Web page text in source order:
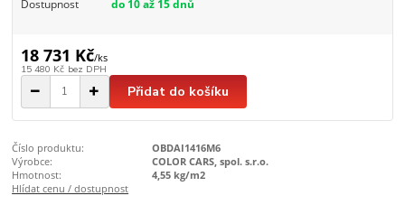
Dostupnost do 10 až 15 dnů
18 731 Kč/ks
15 480 Kč bez DPH
Přidat do košíku
Číslo produktu:
OBDAI1416M6
Výrobce:
COLOR CARS, spol. s.r.o.
Hmotnost:
4,55 kg/m2
Hlídat cenu / dostupnost